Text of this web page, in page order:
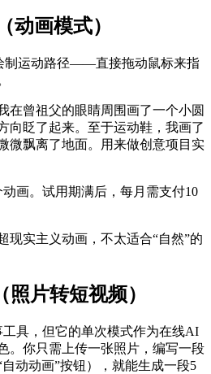
动画模式）
制运动路径——直接拖动鼠标来指
在曾祖父的眼睛周围画了一个小圆
向眨了起来。至于运动鞋，我画了
微飘离了地面。用来做创意项目实
画。试用期满后，每月需支付10
现实主义动画，不太适合“自然”的
片转短视频）
具，但它的单次模式作为在线AI
。你只需上传一张照片，编写一段
动动画”按钮），就能生成一段5